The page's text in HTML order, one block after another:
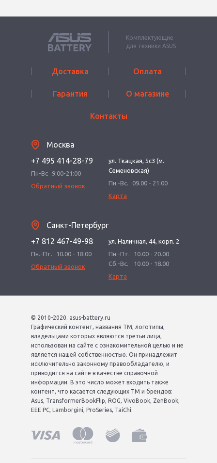
Комплектующие
для техники ASUS
Доставка Оплата
Гарантия О магазине
Контакты
Москва
+7 495 414-28-79
Пн-Вс
9:00-21:00
Обратный звонок
ул. Ткацкая, 5с3 (м.
Семеновская)
Пн.-Вс.
09.00 - 21.00
Карта
Санкт-Петербург
+7 812 467-49-98
Пн.-Пт.
10.00 - 18.00
Обратный звонок
ул. Наличная, 44, корп. 2
Пн.-Пт.
10.00 - 20.00
Сб.-Вс.
10.00 - 18.00
Карта
© 2010-2020. asus-battery.ru
Графический контент, названия ТМ, логотипы,
владельцами которых являются третьи лица,
использован на сайте с ознакомительной целью и не
является нашей собственностью. Он принадлежит
исключительно законному правообладателю, и
приводится на сайте в качестве справочной
информации. В это число может входить также
контент, что касается следующих ТМ и брендов:
Asus, TransformerBookFlip, ROG, VivoBook, ZenBook,
EEE PC, Lamborgini, ProSeries, TaiChi.